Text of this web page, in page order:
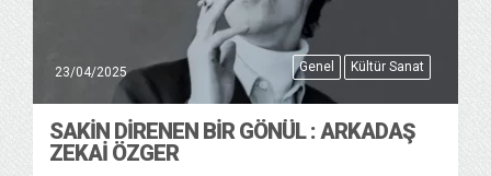
Genel Kültür Sanat
23/04/2025
SAKIN DIRENEN BIR GÖNÜL : ARKADAŞ
ZEKAI ÖZGER